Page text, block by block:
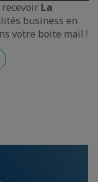
La
business en
votre boite mail !